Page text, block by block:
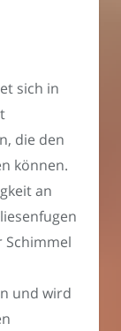
sich in
die den
können.
an
Schimmel
und wird